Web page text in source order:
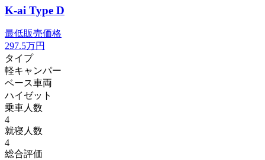
K-ai Type D
最低販売価格
297.5万円
タイプ
軽キャンパー
ベース車両
ハイゼット
乗車人数
4
就寝人数
4
総合評価